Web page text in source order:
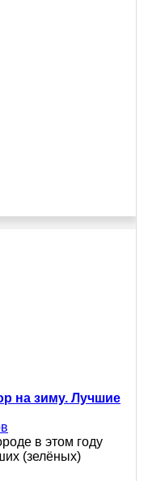
на зиму. Лучшие
в этом году
(зелёных)